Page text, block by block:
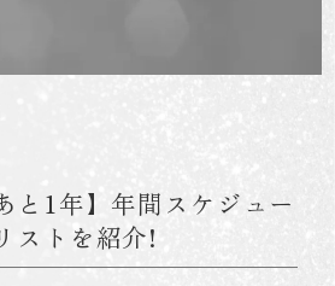
と1年】年間スケジュー
ストを紹介!